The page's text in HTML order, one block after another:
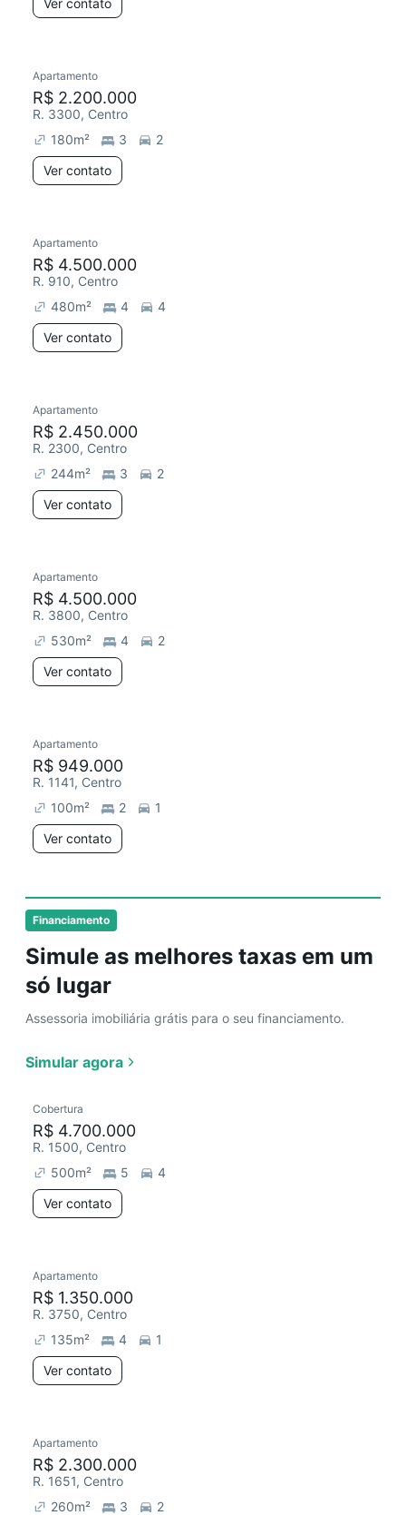
Financiamento
Simule as melhores taxas em um
só lugar
Assessoria imobiliária grátis para o seu financiamento.
Simular agora
Ver contato
Apartamento
R$ 2.200.000
R. 3300, Centro
180m² 3
2
Ver contato
Apartamento
R$ 4.500.000
R. 910, Centro
480m² 4
4
Ver contato
Apartamento
R$ 2.450.000
R. 2300, Centro
244m² 3
2
Ver contato
Apartamento
R$ 4.500.000
R. 3800, Centro
530m² 4
2
Ver contato
Apartamento
R$ 949.000
R. 1141, Centro
100m² 2
1
Ver contato
Cobertura
R$ 4.700.000
R. 1500, Centro
500m² 5
4
Ver contato
Apartamento
R$ 1.350.000
R. 3750, Centro
135m² 4
1
Ver contato
Apartamento
R$ 2.300.000
R. 1651, Centro
260m² 3
2